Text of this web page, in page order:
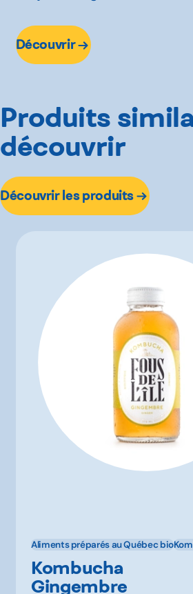
Découvrir
Produits
découvrir
Découvrir les produits
Aliments préparés au Québec bio
Kombucha
Gingembre